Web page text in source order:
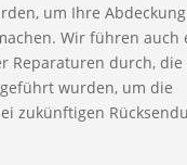
um Ihre
Wir führen auch
Reparaturen durch,
wurden, um die
zukünftigen